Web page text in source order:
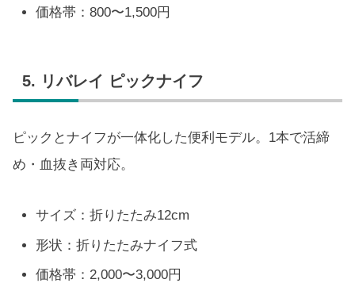
価格帯：800〜1,500円
5. リバレイ ピックナイフ
ピックとナイフが一体化した便利モデル。1本で活締
め・血抜き両対応。
サイズ：折りたたみ12cm
形状：折りたたみナイフ式
価格帯：2,000〜3,000円